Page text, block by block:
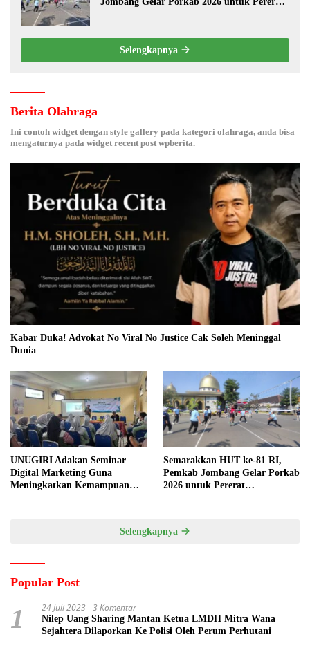
Selengkapnya
Berita Olahraga
Ini contoh widget dengan style gallery pada kategori olahraga, anda bisa
mengaturnya pada widget recent post wpberita.
Kabar Duka! Advokat No Viral No Justice Cak Soleh Meninggal
Dunia
UNUGIRI Adakan Seminar
Digital Marketing Guna
Meningkatkan Kemampuan
Semarakkan HUT ke-81 RI,
Pemkab Jombang Gelar Porkab
2026 untuk Pererat
Selengkapnya
Popular Post
1 24 Juli 2023 3 Komentar
Nilep Uang Sharing Mantan Ketua LMDH Mitra Wana
Sejahtera Dilaporkan Ke Polisi Oleh Perum Perhutani